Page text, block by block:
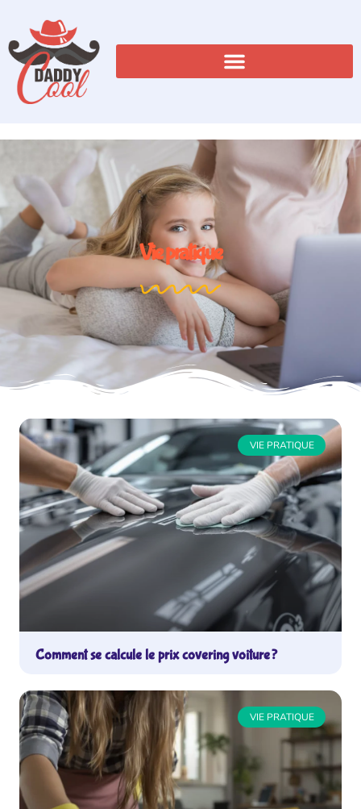
Vie pratique
VIE PRATIQUE
Comment se calcule le prix covering voiture ?
VIE PRATIQUE